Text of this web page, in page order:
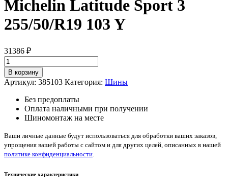
Michelin Latitude Sport 3
255/50/R19 103 Y
31386 ₽
Количество
товара
Michelin
Latitude
Sport
255/50/R19
Y
В корзину
Артикул: 385103 Категория: Шины
Без предоплаты
Оплата наличными при получении
Шиномонтаж на месте
Ваши личные данные будут использоваться для обработки ваших заказов,
упрощения вашей работы с сайтом и для других целей, описанных в нашей
политике конфиденциальности
Технические характеристики